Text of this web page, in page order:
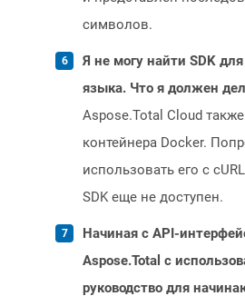
символов.
Я не могу найти SDK
языка. Что я должен
Aspose.Total Cloud
контейнера Docker.
использовать его с
SDK еще не доступен.
Начиная с API-
Aspose.Total с
руководство для